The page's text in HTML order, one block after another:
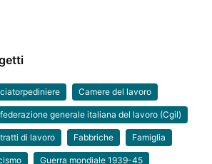
Camere del lavoro
generale italiana del lavoro (Cgil)
di lavoro Fabbriche Famiglia
Guerra mondiale 1939-45